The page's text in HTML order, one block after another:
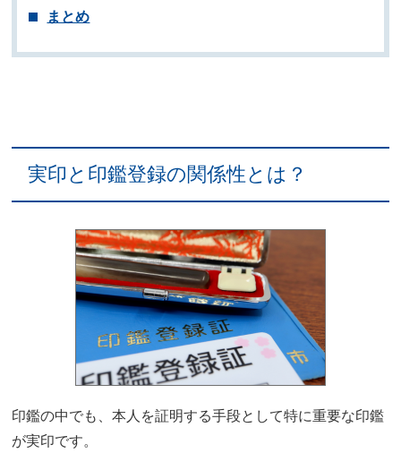
まとめ
実印と印鑑登録の関係性とは？
印鑑の中でも、本人を証明する手段として特に重要な印鑑
が実印です。